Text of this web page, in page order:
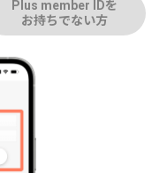
Plus member IDを
お持ちでない方